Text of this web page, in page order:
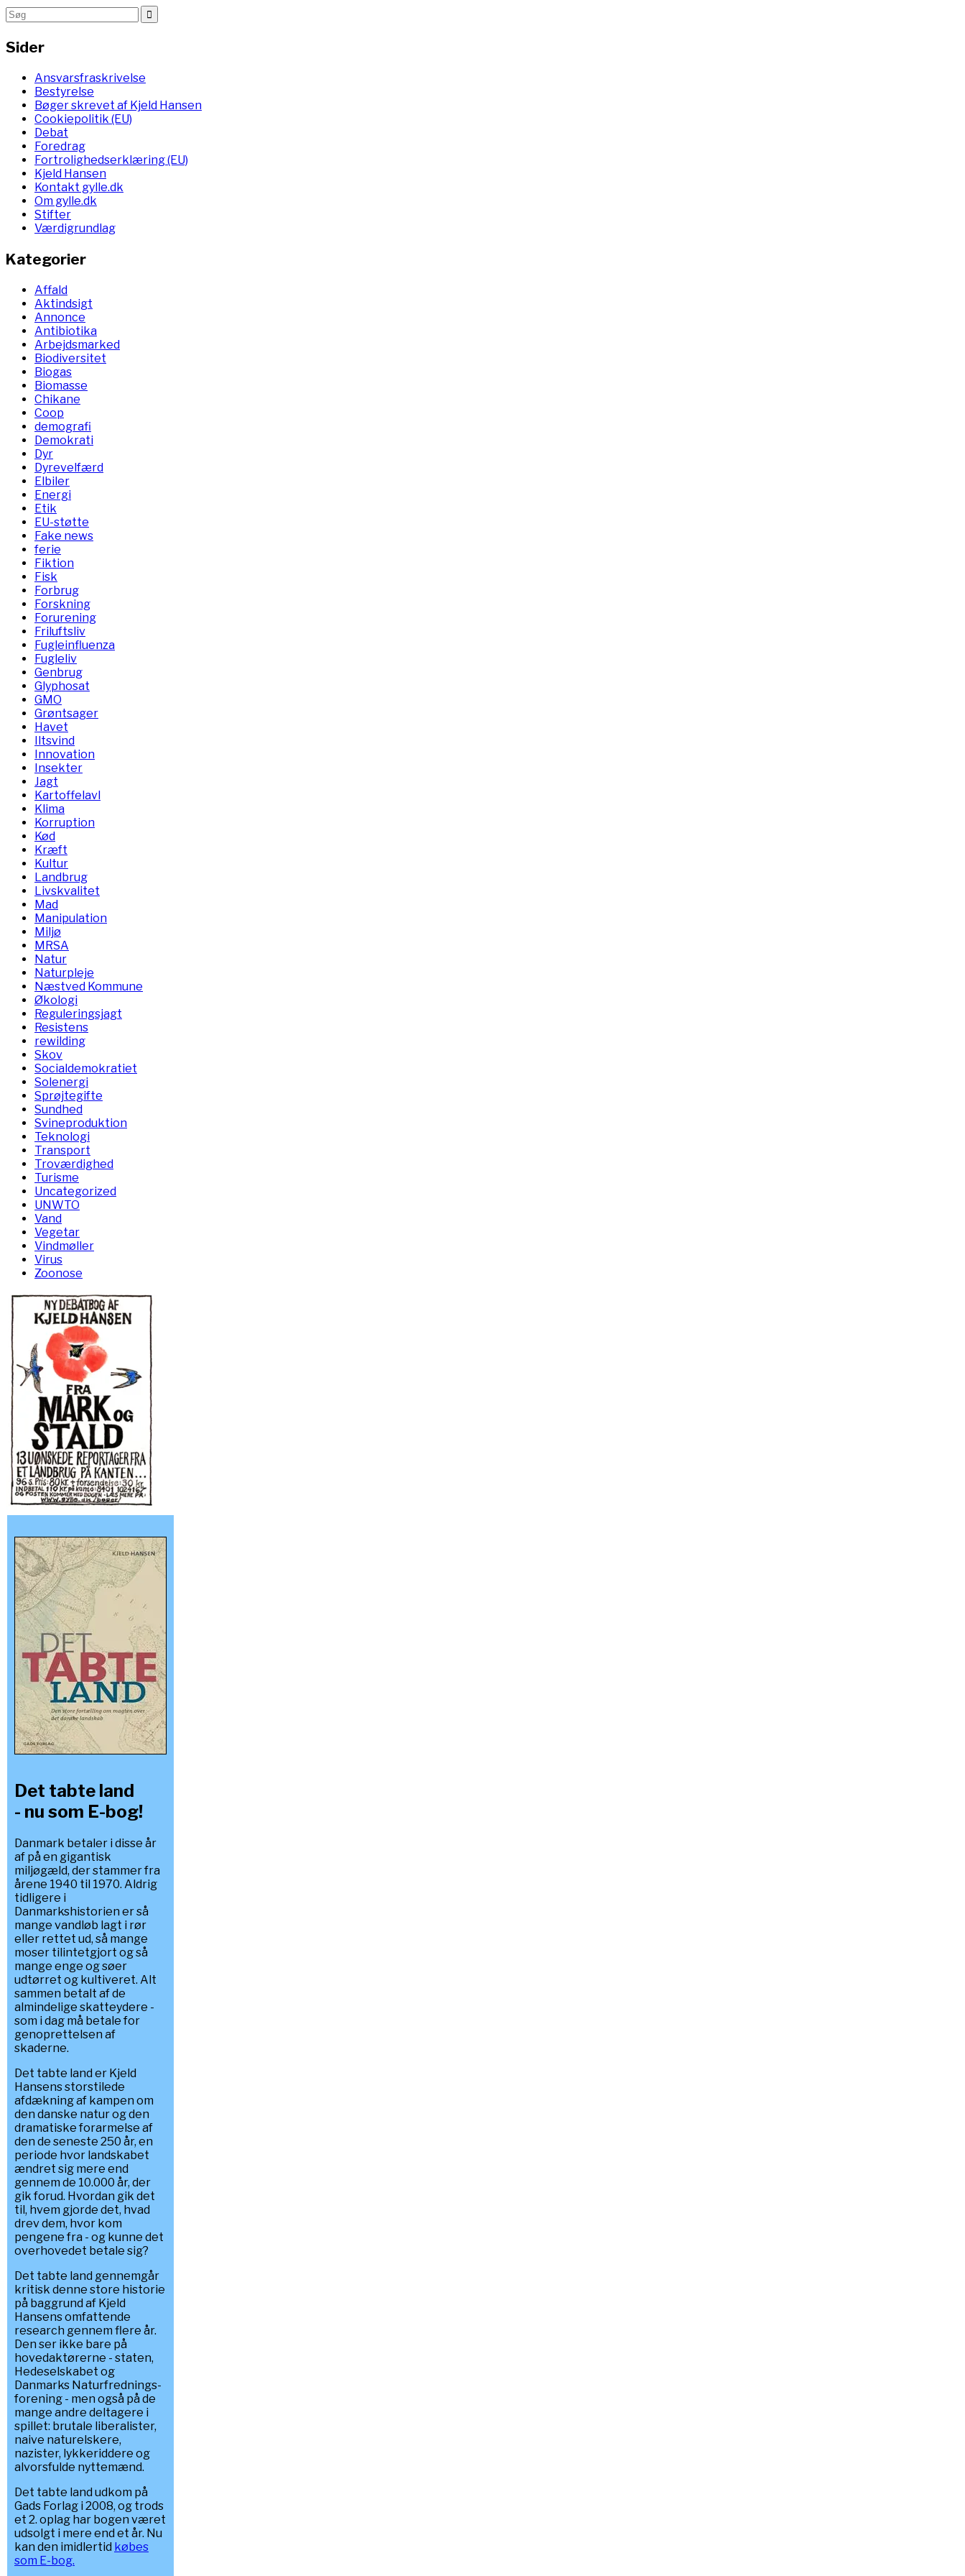
Sider
Ansvarsfraskrivelse
Bestyrelse
Bøger skrevet af Kjeld Hansen
Cookiepolitik (EU)
Debat
Foredrag
Fortrolighedserklæring (EU)
Kjeld Hansen
Kontakt gylle.dk
Om gylle.dk
Stifter
Værdigrundlag
Kategorier
Affald
Aktindsigt
Annonce
Antibiotika
Arbejdsmarked
Biodiversitet
Biogas
Biomasse
Chikane
Coop
demografi
Demokrati
Dyr
Dyrevelfærd
Elbiler
Energi
Etik
EU-støtte
Fake news
ferie
Fiktion
Fisk
Forbrug
Forskning
Forurening
Friluftsliv
Fugleinfluenza
Fugleliv
Genbrug
Glyphosat
GMO
Grøntsager
Havet
Iltsvind
Innovation
Insekter
Jagt
Kartoffelavl
Klima
Korruption
Kød
Kræft
Kultur
Landbrug
Livskvalitet
Mad
Manipulation
Miljø
MRSA
Natur
Naturpleje
Næstved Kommune
Økologi
Reguleringsjagt
Resistens
rewilding
Skov
Socialdemokratiet
Solenergi
Sprøjtegifte
Sundhed
Svineproduktion
Teknologi
Transport
Troværdighed
Turisme
Uncategorized
UNWTO
Vand
Vegetar
Vindmøller
Virus
Zoonose
Det tabte land
- nu som E-bog!
Danmark betaler i disse år
af på en gigantisk
miljøgæld, der stammer fra
årene 1940 til 1970. Aldrig
tidligere i
Danmarkshistorien er så
mange vandløb lagt i rør
eller rettet ud, så mange
moser tilintetgjort og så
mange enge og søer
udtørret og kultiveret. Alt
sammen betalt af de
almindelige skatteydere -
som i dag må betale for
genoprettelsen af
skaderne.
Det tabte land er Kjeld
Hansens storstilede
afdækning af kampen om
den danske natur og den
dramatiske forarmelse af
den de seneste 250 år, en
periode hvor landskabet
ændret sig mere end
gennem de 10.000 år, der
gik forud. Hvordan gik det
til, hvem gjorde det, hvad
drev dem, hvor kom
pengene fra - og kunne det
overhovedet betale sig?
Det tabte land gennemgår
kritisk denne store historie
på baggrund af Kjeld
Hansens omfattende
research gennem flere år.
Den ser ikke bare på
hovedaktørerne - staten,
Hedeselskabet og
Danmarks Naturfrednings-
forening - men også på de
mange andre deltagere i
spillet: brutale liberalister,
naive naturelskere,
nazister, lykkeriddere og
alvorsfulde nyttemænd.
Det tabte land udkom på
Gads Forlag i 2008, og trods
et 2. oplag har bogen været
udsolgt i mere end et år. Nu
kan den imidlertid købes
som E-bog.